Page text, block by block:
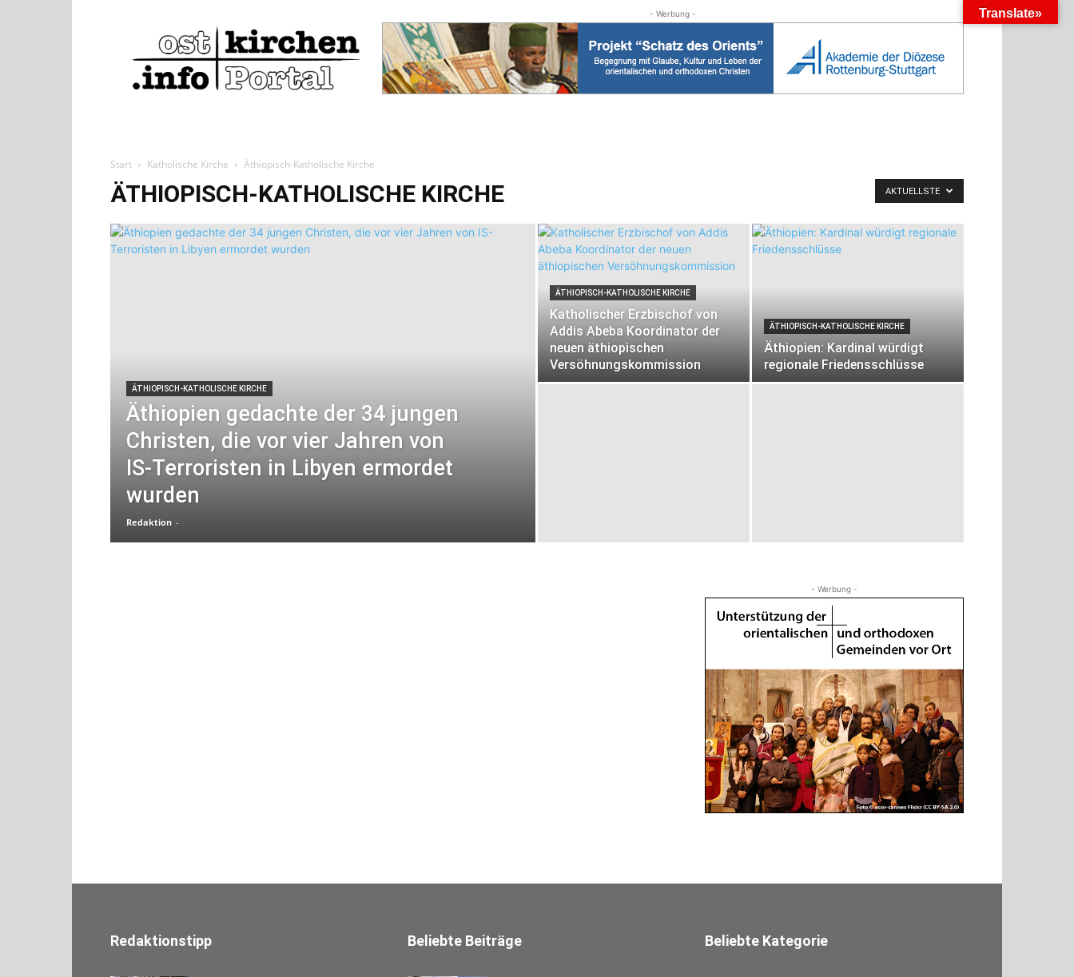
ostkirchen.info
- Werbung -
Start Katholische Kirche Äthiopisch-Katholische Kirche
ÄTHIOPISCH-KATHOLISCHE KIRCHE AKTUELLSTE
ÄTHIOPISCH-KATHOLISCHE KIRCHE
Äthiopien gedachte der 34 jungen
Christen, die vor vier Jahren von
IS-Terroristen in Libyen ermordet
wurden
Redaktion -
ÄTHIOPISCH-KATHOLISCHE KIRCHE
Katholischer Erzbischof von
Addis Abeba Koordinator der
neuen äthiopischen
Versöhnungskommission
ÄTHIOPISCH-KATHOLISCHE KIRCHE
Äthiopien: Kardinal würdigt
regionale Friedensschlüsse
- Werbung -
Redaktionstipp Beliebte Beiträge Beliebte Kategorie
Translate»